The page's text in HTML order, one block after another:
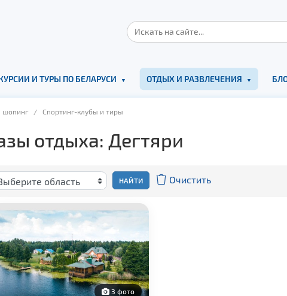
И ТУРЫ ПО БЕЛАРУСИ ОТДЫХ И РАЗВЛЕЧЕНИЯ
шопинг / Спортинг-клубы и тиры
отдыха: Дегтяри
НАЙТИ Очистить
3 фото